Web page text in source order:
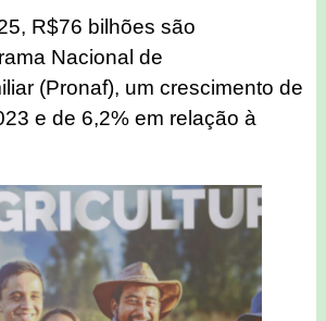
R$76 bilhões são
Nacional de
(Pronaf), um crescimento de
e de 6,2% em relação à